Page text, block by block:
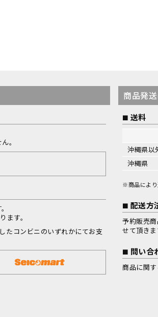
。
ます。
たコンビニのいずれかにてお支
商品発
送料
沖縄県以
沖縄県
※商品により
配送方
予約販売
せて頂きま
問い合
商品に関